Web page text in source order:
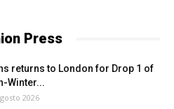
Press
returns to London for Drop 1 of
Winter...
2026